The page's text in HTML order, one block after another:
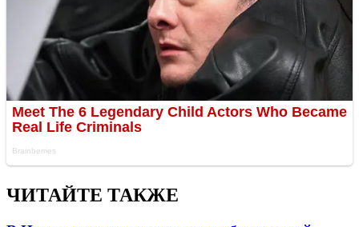
ЧИТАЙТЕ ТАКЖЕ